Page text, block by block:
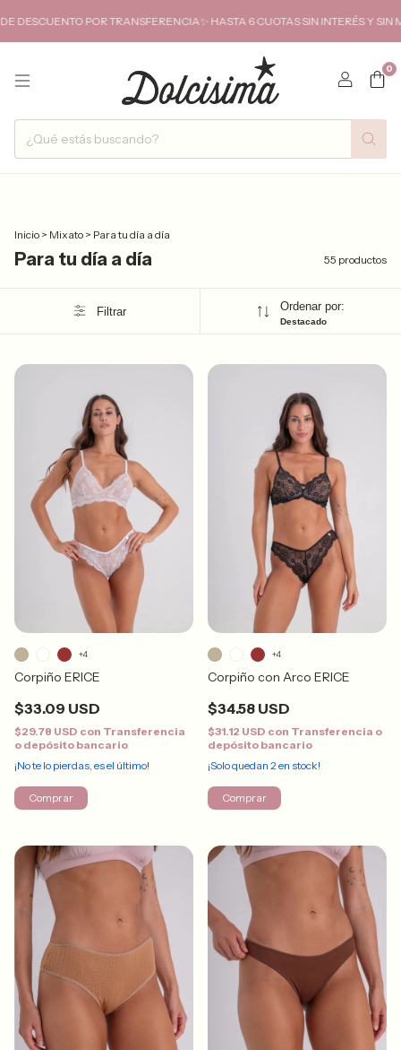
TRANSFERENCIA✨ HASTA 6 CUOTAS SIN INTERÉS Y SIN MÍNIMO DE
0
Inicio > Mixato > Para tu día a día
Para tu día a día 55 productos
Filtrar Ordenar por:
Destacado
Corpiño ERICE
$33.09 USD
$29.78 USD con Transferencia
o depósito bancario
¡No te lo pierdas, es el último!
+4
Comprar
Corpiño con Arco ERICE
$34.58 USD
$31.12 USD con Transferencia o
depósito bancario
¡Solo quedan 2en stock!
+4
Comprar